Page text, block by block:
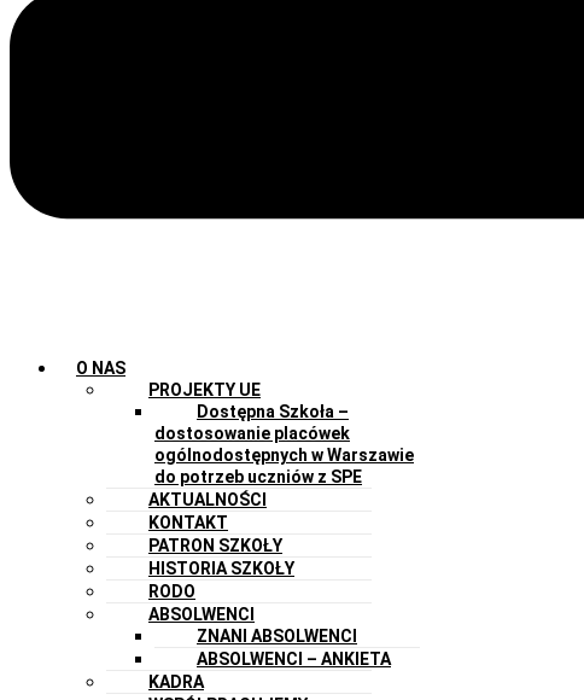
O NAS
PROJEKTY UE
Dostępna Szkoła –
dostosowanie placówek
ogólnodostępnych w Warszawie
do potrzeb uczniów z SPE
AKTUALNOŚCI
KONTAKT
PATRON SZKOŁY
HISTORIA SZKOŁY
RODO
ABSOLWENCI
ZNANI ABSOLWENCI
ABSOLWENCI – ANKIETA
KADRA